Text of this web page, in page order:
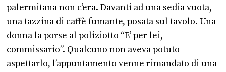
palermitana non c’era. Davanti ad una sedia vuota,
una tazzina di caffè fumante, posata sul tavolo. Una
donna la porse al poliziotto “E’ per lei,
commissario”. Qualcuno non aveva potuto
aspettarlo, l’appuntamento venne rimandato di una